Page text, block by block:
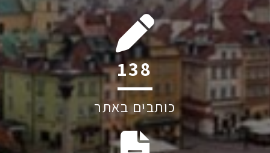
209
כותבים באתר